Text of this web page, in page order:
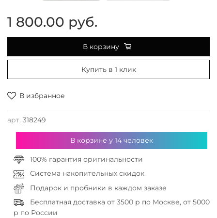
В избранное
арт. 318249
1 800.00 руб.
В корзину
Купить в 1 клик
В корзине у 14человек
100% гарантия оригинальности
Система накопительных скидок
Подарок и пробники в каждом заказе
Бесплатная доставка от 3500 р по Москве, от 5000
р по России